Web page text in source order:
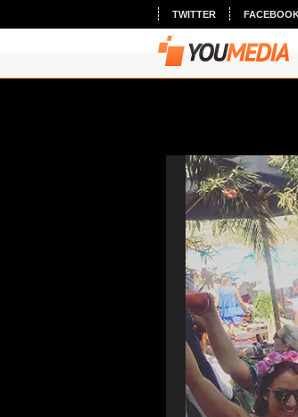
TWITTER